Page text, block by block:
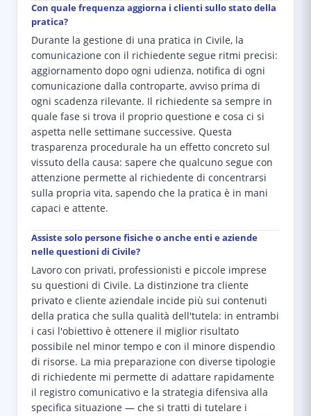
Con quale frequenza aggiorna i clienti sullo stato della
pratica?
Durante la gestione di una pratica in Civile, la
comunicazione con il richiedente segue ritmi precisi:
aggiornamento dopo ogni udienza, notifica di ogni
comunicazione dalla controparte, avviso prima di
ogni scadenza rilevante. Il richiedente sa sempre in
quale fase si trova il proprio questione e cosa ci si
aspetta nelle settimane successive. Questa
trasparenza procedurale ha un effetto concreto sul
vissuto della causa: sapere che qualcuno segue con
attenzione permette al richiedente di concentrarsi
sulla propria vita, sapendo che la pratica è in mani
capaci e attente.
Assiste solo persone fisiche o anche enti e aziende
nelle questioni di Civile?
Lavoro con privati, professionisti e piccole imprese
su questioni di Civile. La distinzione tra cliente
privato e cliente aziendale incide più sui contenuti
della pratica che sulla qualità dell'tutela: in entrambi
i casi l'obiettivo è ottenere il miglior risultato
possibile nel minor tempo e con il minore dispendio
di risorse. La mia preparazione con diverse tipologie
di richiedente mi permette di adattare rapidamente
il registro comunicativo e la strategia difensiva alla
specifica situazione — che si tratti di tutelare i